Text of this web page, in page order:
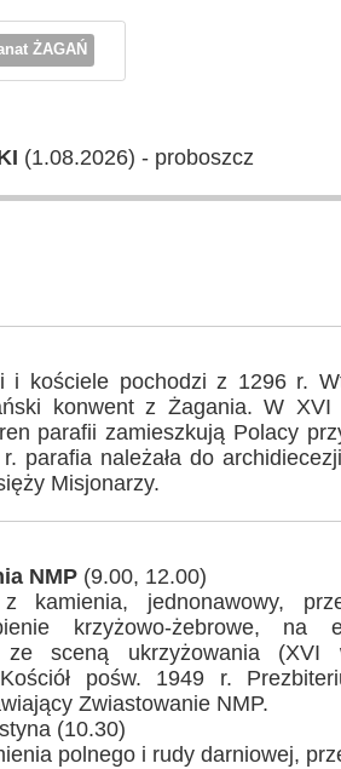
ŻAGAŃ
(1.08.2026) - proboszcz
i kościele pochodzi z 1296 r.
konwent z Żagania. W
parafii zamieszkują Polacy
parafia należała do
Misjonarzy.
NMP (9.00, 12.00)
kamienia, jednonawowy,
krzyżowo-żebrowe, na
ze sceną ukrzyżowania (XVI
pośw. 1949 r.
Zwiastowanie NMP.
(10.30)
polnego i rudy darniowej,